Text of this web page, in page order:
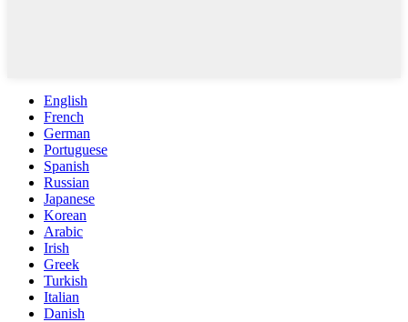
English
French
German
Portuguese
Spanish
Russian
Japanese
Korean
Arabic
Irish
Greek
Turkish
Italian
Danish